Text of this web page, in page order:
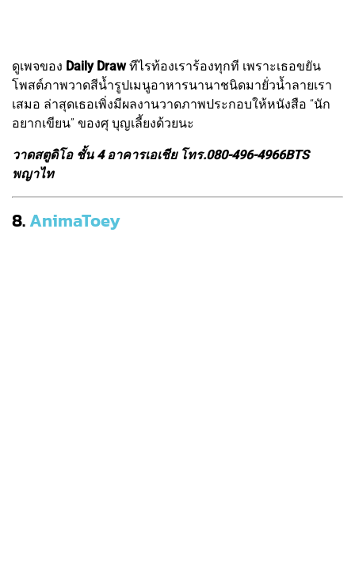
ดูเพจของ Daily Drawทีไรท้องเราร้องทุกที เพราะเธอขยัน
โพสต์ภาพวาดสีน้ำรูปเมนูอาหารนานาชนิดมายั่วน้ำลายเรา
เสมอ ล่าสุดเธอเพิ่งมีผลงานวาดภาพประกอบให้หนังสือ “นัก
อยากเขียน” ของศุ บุญเลี้ยงด้วยนะ
วาดสตูดิโอ ชั้น 4 อาคารเอเชีย โทร.080-496-4966BTS
พญาไท
8.AnimaToey